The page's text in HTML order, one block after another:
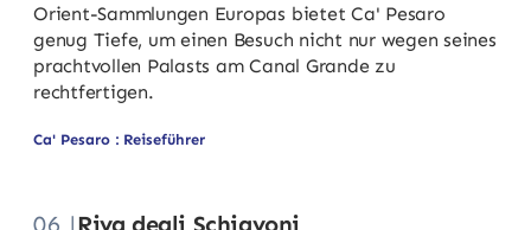
Orient-Sammlungen Europas bietet Ca' Pesaro
genug Tiefe, um einen Besuch nicht nur wegen seines
prachtvollen Palasts am Canal Grande zu
rechtfertigen.
Ca' Pesaro : Reiseführer
06 |Riva degli Schiavoni